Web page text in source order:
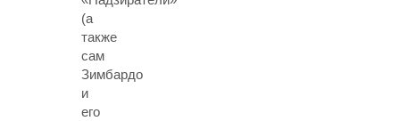
(а
также
сам
Зимбардо
и
его